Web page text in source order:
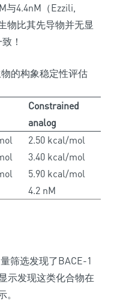
与4.4nM（Ezzili,
物比其先导物并无显
！
的构象稳定性评估
Constrained
analog
2.50 kcal/mol
3.40 kcal/mol
5.90 kcal/mol
4.2 nM
筛选发现了BACE-1
示发现这类化合物在